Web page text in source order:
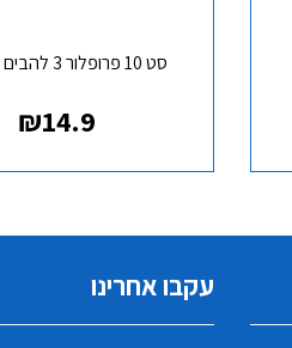
סט 10 פרופלור 3 להבים 80 מ"מ
₪14.9
עקבו אחרינו